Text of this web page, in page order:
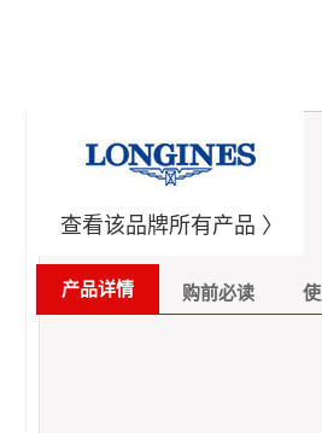
查看该品牌所有产品 〉
产品详情 购前必读